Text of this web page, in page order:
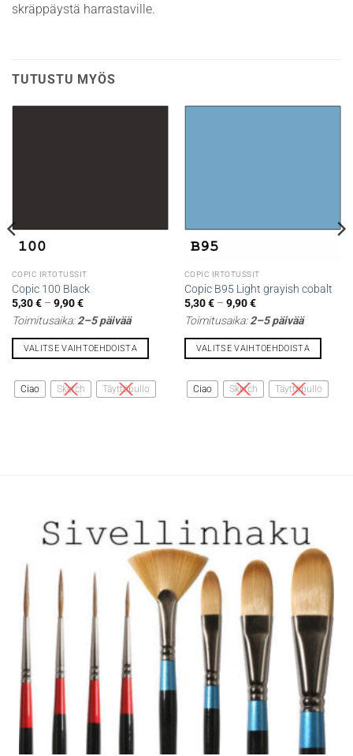
skräppäystä harrastaville.
TUTUSTU MYÖS
COPIC IRTOTUSSIT
Copic 100 Black
5,30€ – 9,90€Hintaluokka:
-
Toimitusaika:2–5 päivää
VALITSE VAIHTOEHDOISTA
tuotteella
on
Ciao Sketch Täyttöpullo
COPIC IRTOTUSSIT
Copic B95 Light grayish cobalt
5,30€ – 9,90€Hintaluokka:
-
Toimitusaika:2–5 päivää
VALITSE VAIHTOEHDOISTA
tuotteella
on
Ciao Sketch Täyttöpullo